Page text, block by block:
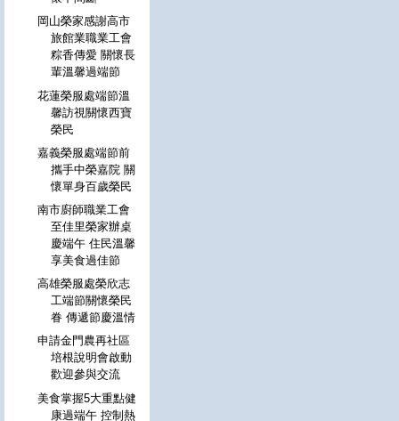
岡山榮家感謝高市
旅館業職業工會
粽香傳愛 關懷長
輩溫馨過端節
花蓮榮服處端節溫
馨訪視關懷西寶
榮民
嘉義榮服處端節前
攜手中榮嘉院 關
懷單身百歲榮民
南市廚師職業工會
至佳里榮家辦桌
慶端午 住民溫馨
享美食過佳節
高雄榮服處榮欣志
工端節關懷榮民
眷 傳遞節慶溫情
申請金門農再社區
培根說明會啟動
歡迎參與交流
美食掌握5大重點健
康過端午 控制熱